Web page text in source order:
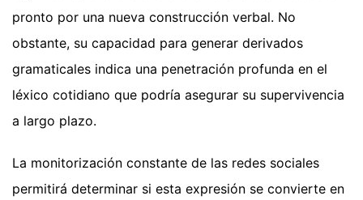
pronto por una nueva construcción verbal. No
obstante, su capacidad para generar derivados
gramaticales indica una penetración profunda en el
léxico cotidiano que podría asegurar su supervivencia
a largo plazo.
La monitorización constante de las redes sociales
permitirá determinar si esta expresión se convierte en